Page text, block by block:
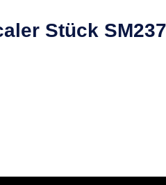
Stück